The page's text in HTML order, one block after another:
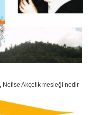
Nefise Akçelik mesleği nedir